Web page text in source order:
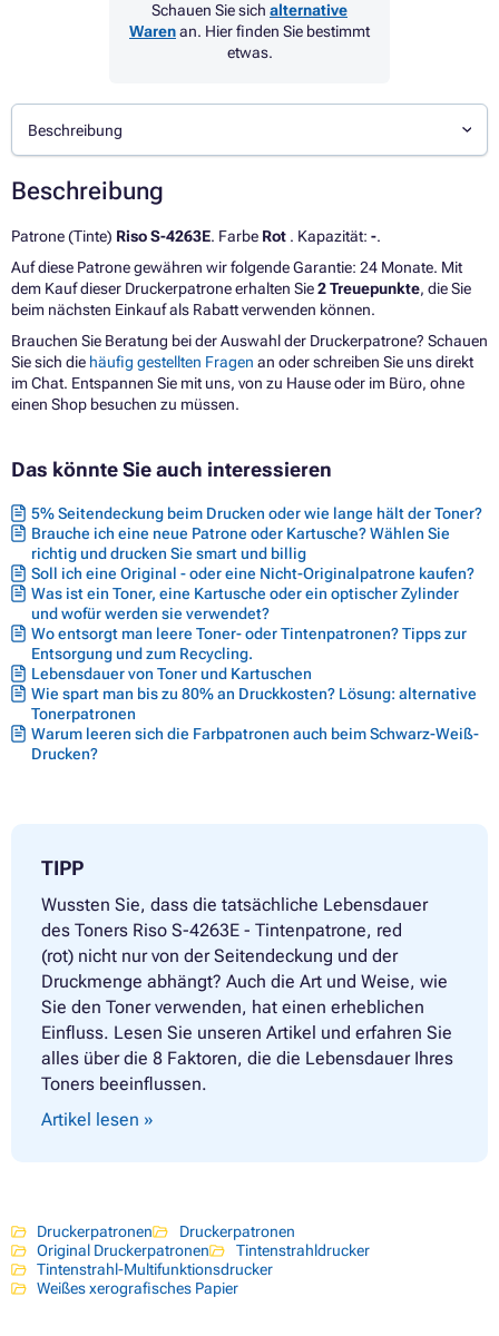
Schauen Sie sich alternative
Warenan. Hier finden Sie bestimmt
etwas.
Beschreibung
Beschreibung
Patrone (Tinte) Riso S-4263E. Farbe Rot . Kapazität: -.
Auf diese Patrone gewähren wir folgende Garantie: 24 Monate. Mit
dem Kauf dieser Druckerpatrone erhalten Sie2 Treuepunkte, die Sie
beim nächsten Einkauf als Rabatt verwenden können.
Brauchen Sie Beratung bei der Auswahl der Druckerpatrone? Schauen
Sie sich die häufig gestellten Fragen an oder schreiben Sie uns direkt
im Chat. Entspannen Sie mit uns, von zu Hause oder im Büro, ohne
einen Shop besuchen zu müssen.
Das könnte Sie auch interessieren
5% Seitendeckung beim Drucken oder wie lange hält der Toner?
Brauche ich eine neue Patrone oder Kartusche? Wählen Sie
richtig und drucken Sie smart und billig
Soll ich eine Original - oder eine Nicht-Originalpatrone kaufen?
Was ist ein Toner, eine Kartusche oder ein optischer Zylinder
und wofür werden sie verwendet?
Wo entsorgt man leere Toner- oder Tintenpatronen? Tipps zur
Entsorgung und zum Recycling.
Lebensdauer von Toner und Kartuschen
Wie spart man bis zu 80% an Druckkosten? Lösung: alternative
Tonerpatronen
Warum leeren sich die Farbpatronen auch beim Schwarz-Weiß-
Drucken?
TIPP
Wussten Sie, dass die tatsächliche Lebensdauer
des Toners Riso S-4263E - Tintenpatrone, red
(rot) nicht nur von der Seitendeckung und der
Druckmenge abhängt? Auch die Art und Weise, wie
Sie den Toner verwenden, hat einen erheblichen
Einfluss. Lesen Sie unseren Artikel und erfahren Sie
alles über die 8 Faktoren, die die Lebensdauer Ihres
Toners beeinflussen.
Artikel lesen »
Druckerpatronen
Druckerpatronen
Original Druckerpatronen
Tintenstrahldrucker
Tintenstrahl-Multifunktionsdrucker
Weißes xerografisches Papier